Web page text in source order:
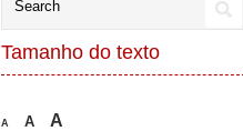
Tamanho do texto
A A A